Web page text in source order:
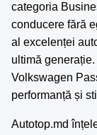
categoria
conducere fără
al excelenței
ultimă
Volkswagen
performanță și
Autotop.md